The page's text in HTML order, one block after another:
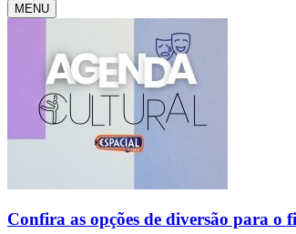
MENU
Confira as opções de diversão para o